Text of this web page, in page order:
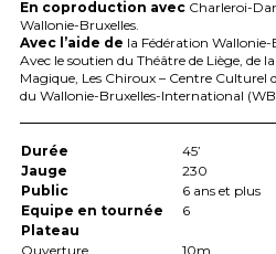
En coproduction avecCharleroi-
Wallonie-Bruxelles.
Avec l’aide de la Fédération Wallonie-
Avec le soutien du Théâtre de Liège, de
Magique, Les Chiroux – Centre Culturel
du Wallonie-Bruxelles-International (
Durée
45’
Jauge
230
Public
6 ans et plus
Equipe en tournée
6
Plateau
Ouverture
10m